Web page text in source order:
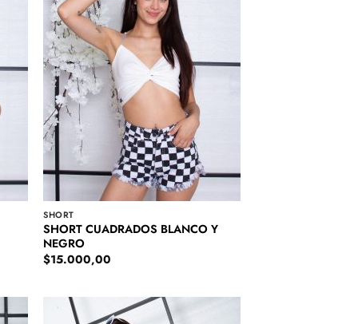
SHORT
SHORT CUADRADOS BLANCO Y
NEGRO
$15.000,00